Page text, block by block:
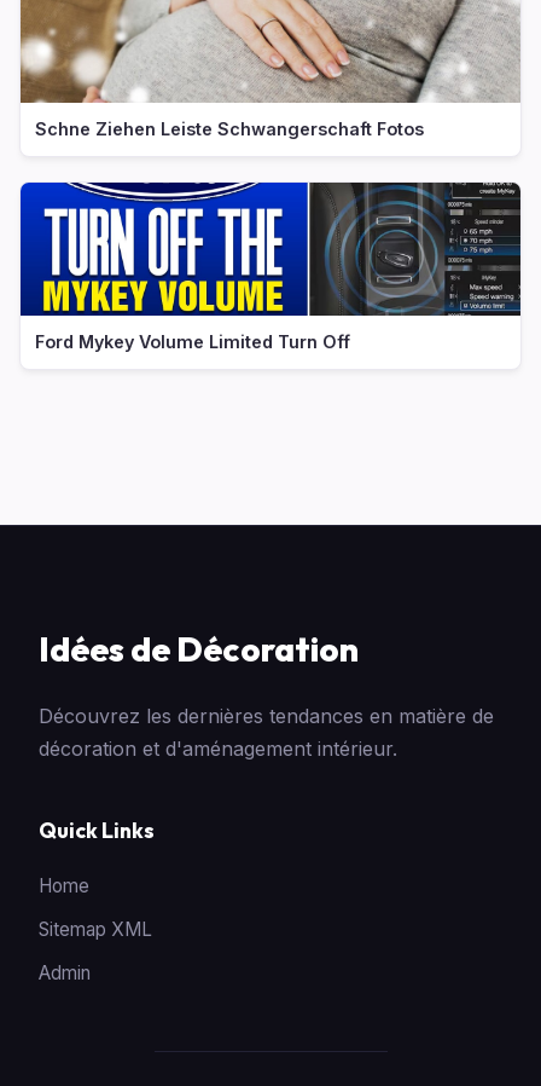
Schne Ziehen Leiste Schwangerschaft Fotos
Ford Mykey Volume Limited Turn Off
Idées de Décoration
Découvrez les dernières tendances en matière de
décoration et d'aménagement intérieur.
Quick Links
Home
Sitemap XML
Admin